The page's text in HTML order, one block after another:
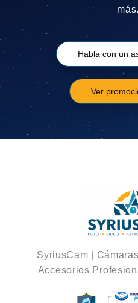
más.
Habla con un
Ver
SyriusCam |
Accesorios